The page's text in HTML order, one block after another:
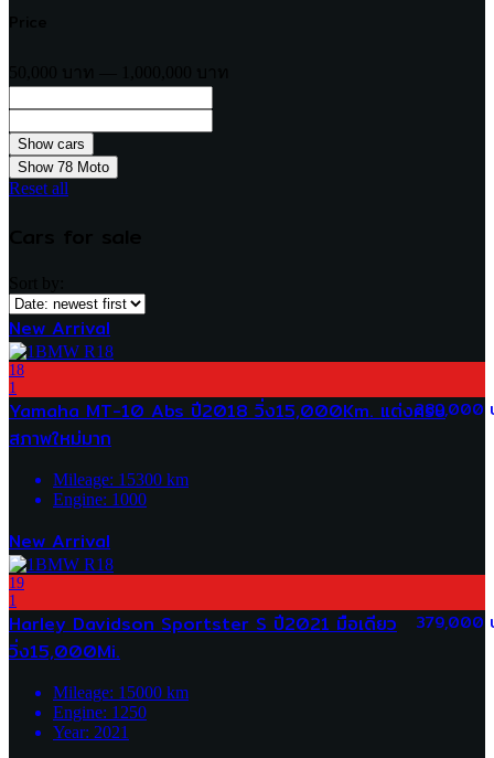
Show 78 Moto
Reset all
New Arrival
18
1
289,000
Yamaha MT-10 Abs ปี2018 วิ่ง15,000Km. แต่งครบ
สภาพใหม่มาก
Mileage: 15300 km
Engine: 1000
New Arrival
19
1
379,000
Harley Davidson Sportster S ปี2021 มือเดียว
วิ่ง15,000Mi.
Mileage: 15000 km
Engine: 1250
Year: 2021